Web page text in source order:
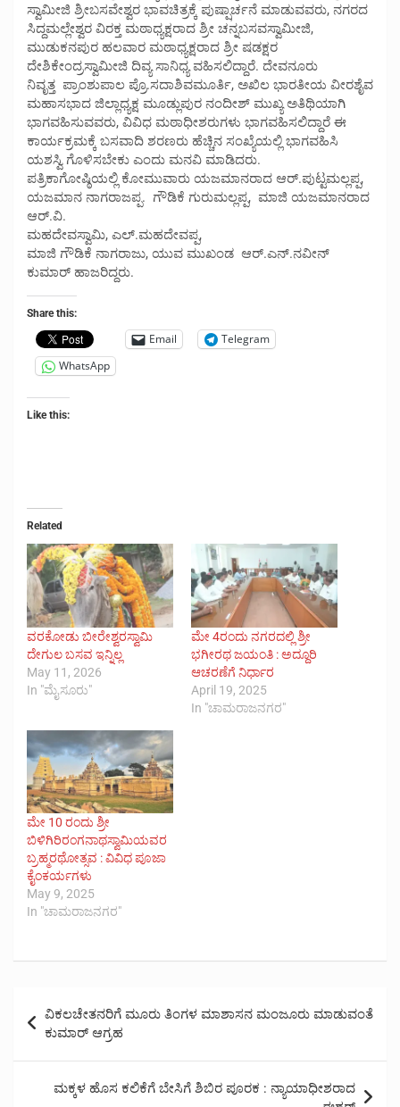
ಸ್ವಾಮೀಜಿ ಶ್ರೀಬಸವೇಶ್ವರ ಭಾವಚಿತ್ರಕ್ಕೆ ಪುಷ್ಷಾರ್ಚನೆ ಮಾಡುವವರು, ನಗರದ
ಸಿದ್ದಮಲ್ಲೇಶ್ವರ ವಿರಕ್ತ ಮಠಾಧ್ಯಕ್ಷರಾದ ಶ್ರೀ ಚನ್ನಬಸವಸ್ವಾಮೀಜಿ,
ಮುಡುಕನಪುರ ಹಲವಾರ‌ ಮಠಾಧ್ಯಕ್ಷರಾದ ಶ್ರೀ ಷಡಕ್ಷರ
ದೇಶಿಕೇಂದ್ರಸ್ವಾಮೀಜಿ ದಿವ್ಯ ಸಾನಿಧ್ಯ ವಹಿಸಲಿದ್ದಾರೆ. ದೇವನೂರು
ನಿವೃತ್ತ ಪ್ರಾಂಶುಪಾಲ ಪ್ರೊ.ಸದಾಶಿವಮೂರ್ತಿ, ಅಖಿಲ ಭಾರತೀಯ ವೀರಶೈವ
ಮಹಾಸಭಾದ ಜಿಲ್ಲಾಧ್ಯಕ್ಷ ಮೂಡ್ಲುಪುರ ನಂದೀಶ್ ಮುಖ್ಯ ಅತಿಥಿಯಾಗಿ
ಭಾಗವಹಿಸುವವರು, ವಿವಿಧ ಮಠಾಧೀಶರುಗಳು ಭಾಗವಹಿಸಲಿದ್ದಾರೆ ಈ
ಕಾರ್ಯಕ್ರಮಕ್ಕೆ ಬಸವಾದಿ ಶರಣರು ಹೆಚ್ಚಿನ ಸಂಖ್ಯೆಯಲ್ಲಿ ಭಾಗವಹಿಸಿ
ಯಶಸ್ವಿ ಗೊಳಿಸಬೇಕು ಎಂದು ಮನವಿ ಮಾಡಿದರು.
ಪತ್ರಿಕಾಗೋಷ್ಠಿಯಲ್ಲಿ ಕೋಮುವಾರು ಯಜಮಾನರಾದ ಆರ್.ಪುಟ್ಟಮಲ್ಲಪ್ಪ,
ಯಜಮಾನ ನಾಗರಾಜಪ್ಪ. ಗೌಡಿಕೆ ಗುರುಮಲ್ಲಪ್ಪ, ಮಾಜಿ ಯಜಮಾನರಾದ
ಆರ್.ವಿ.
ಮಹದೇವಸ್ವಾಮಿ, ಎಲ್.ಮಹದೇವಪ್ಪ,
ಮಾಜಿ ಗೌಡಿಕೆ ನಾಗರಾಜು, ಯುವ ಮುಖಂಡ ಆರ್.ಎನ್.ನವೀನ್
ಕುಮಾರ್ ಹಾಜರಿದ್ದರು.
Share this:
Email
Telegram
WhatsApp
Like this:
Related
ವರಕೋಡು ಬೀರೇಶ್ವರಸ್ವಾಮಿ
ದೇಗುಲ ಬಸವ ಇನ್ನಿಲ್ಲ
May 11, 2026
In "ಮೈಸೂರು"
ಮೇ 4ರಂದು ನಗರದಲ್ಲಿ ಶ್ರೀ
ಭಗೀರಥ ಜಯಂತಿ : ಅದ್ದೂರಿ
ಆಚರಣೆಗೆ ನಿರ್ಧಾರ
April 19, 2025
In "ಚಾಮರಾಜನಗರ"
ಮೇ 10 ರಂದು ಶ್ರೀ
ಬಿಳಿಗಿರಿರಂಗನಾಥಸ್ವಾಮಿಯವರ
ಬ್ರಹ್ಮರಥೋತ್ಸವ : ವಿವಿಧ ಪೂಜಾ
ಕೈಂಕರ್ಯಗಳು
May 9, 2025
In "ಚಾಮರಾಜನಗರ"
navigation
ವಿಕಲಚೇತನರಿಗೆ ಮೂರು ತಿಂಗಳ ಮಾಶಾಸನ ಮಂಜೂರು ಮಾಡುವಂತೆ
ಕುಮಾರ್ ಆಗ್ರಹ
ಮಕ್ಕಳ ಹೊಸ ಕಲಿಕೆಗೆ ಬೇಸಿಗೆ ಶಿಬಿರ ಪೂರಕ : ನ್ಯಾಯಾಧೀಶರಾದ